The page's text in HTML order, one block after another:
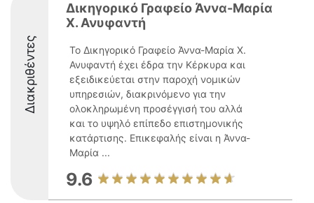
Διακριθέντες
Δικηγορικό Γραφείο Άννα-Μαρία
Χ. Ανυφαντή
Το Δικηγορικό Γραφείο Άννα-Μαρία Χ.
Ανυφαντή έχει έδρα την Κέρκυρα και
εξειδικεύεται στην παροχή νομικών
υπηρεσιών, διακρινόμενο για την
ολοκληρωμένη προσέγγισή του αλλά
και το υψηλό επίπεδο επιστημονικής
κατάρτισης. Επικεφαλής είναι η Άννα-
Μαρία ...
9.6